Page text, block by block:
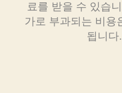
료를 받을 수 있습
가로 부과되는 비용
됩니다